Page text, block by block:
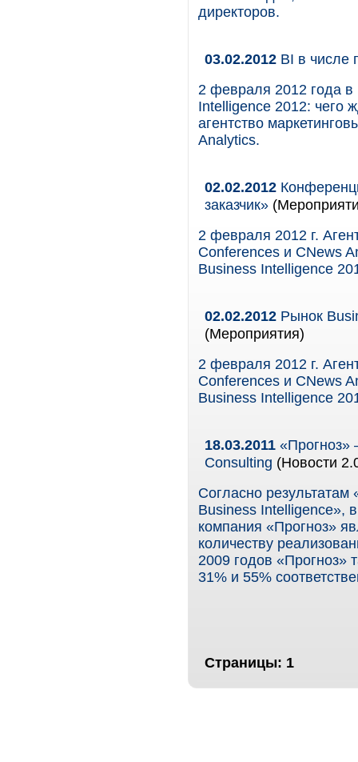
директоров.
03.02.2012 BI в числе
2 февраля 2012 года
Intelligence 2012: чего
агентство
Analytics.
02.02.2012
заказчик»
2 февраля 2012 г.
Conferences и CNews
Business Intelligence
02.02.2012 Рынок
(Мероприятия)
2 февраля 2012 г.
Conferences и CNews
Business Intelligence
18.03.2011 «Прогноз»
Consulting (Новости
Согласно результатам
Business Intelligence»,
компания «Прогноз»
количеству
2009 годов «Прогноз»
31% и 55%
Страницы: 1